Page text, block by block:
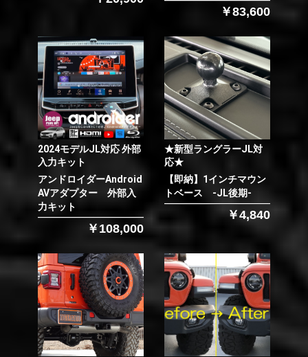
￥83,600
2024モデルJL対応 外部
入力キット
アンドロイダーAndroid
AVアダプター 外部入
力キット
￥108,000
★新型ラングラーJL対
応★
【即納】1インチマウン
トベース -JL後期-
￥4,840